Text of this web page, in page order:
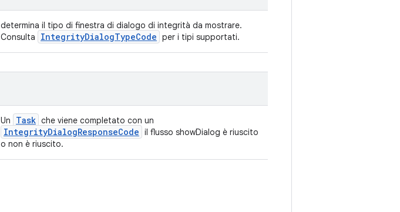
determina il tipo di finestra di dialogo di integrità da mostrare.
Consulta
IntegrityDialogTypeCode per i tipi supportati.
Un Task che viene completato con un
IntegrityDialogResponseCode il flusso showDialog è riuscito
o non è riuscito.